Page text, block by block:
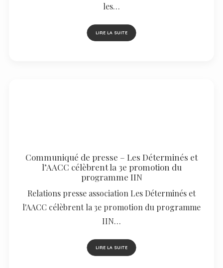
les…
LIRE LA SUITE
Communiqué de presse – Les Déterminés et
l’AACC célèbrent la 3e promotion du
programme IIN
Relations presse association Les Déterminés et
l'AACC célèbrent la 3e promotion du programme
IIN…
LIRE LA SUITE